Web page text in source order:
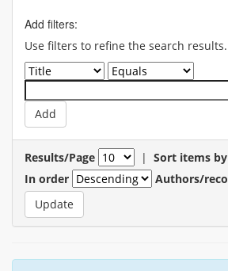
Add filters:
Use filters to refine the search results.
Results/Page | Sort items by
In order
Authors/